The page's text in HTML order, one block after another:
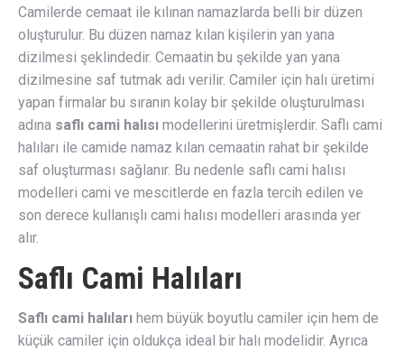
Camilerde cemaat ile kılınan namazlarda belli bir düzen
oluşturulur. Bu düzen namaz kılan kişilerin yan yana
dizilmesi şeklindedir. Cemaatin bu şekilde yan yana
dizilmesine saf tutmak adı verilir. Camiler için halı üretimi
yapan firmalar bu sıranın kolay bir şekilde oluşturulması
adına saflı cami halısı modellerini üretmişlerdir. Saflı cami
halıları ile camide namaz kılan cemaatin rahat bir şekilde
saf oluşturması sağlanır. Bu nedenle saflı cami halısı
modelleri cami ve mescitlerde en fazla tercih edilen ve
son derece kullanışlı cami halısı modelleri arasında yer
alır.
Saflı Cami Halıları
Saflı cami halıları hem büyük boyutlu camiler için hem de
küçük camiler için oldukça ideal bir halı modelidir. Ayrıca